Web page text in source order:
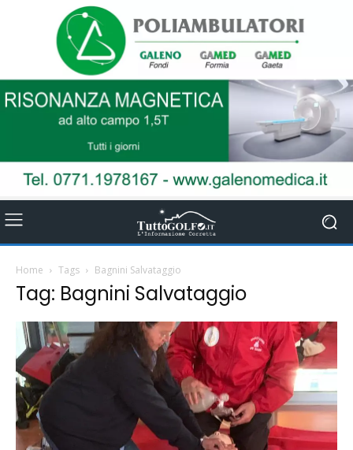
Home Tags Bagnini Salvataggio
Tag: Bagnini Salvataggio